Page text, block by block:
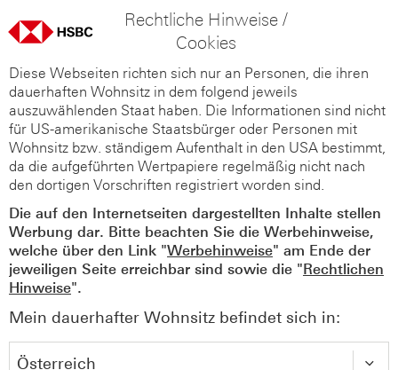
Rechtliche Hinweise /
Cookies
Diese Webseiten richten sich nur an Personen, die ihren
dauerhaften Wohnsitz in dem folgend jeweils
auszuwählenden Staat haben. Die Informationen sind nicht
für US-amerikanische Staatsbürger oder Personen mit
Wohnsitz bzw. ständigem Aufenthalt in den USA bestimmt,
da die aufgeführten Wertpapiere regelmäßig nicht nach
den dortigen Vorschriften registriert worden sind.
Die auf den Internetseiten dargestellten Inhalte stellen
Werbung dar. Bitte beachten Sie die Werbehinweise,
welche über den Link "Werbehinweise" am Ende der
jeweiligen Seite erreichbar sind sowie die "Rechtlichen
Hinweise".
Mein dauerhafter Wohnsitz befindet sich in: